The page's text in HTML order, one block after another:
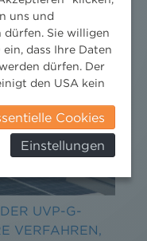
UVP-G-
VERFAHREN,
uns und
Sie willigen
dass Ihre Daten
dürfen. Der
den USA kein
Daten durch US-
werden und
am
ausüben.
hier:
Cookies
Einstellungen